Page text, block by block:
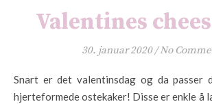
Valentines
30. januar 2020 / No
Snart er det valentinsdag og da passer det fint med noen
hjerteformede ostekaker! Disse er enkle å